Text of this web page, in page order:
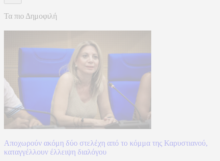
Τα πιο Δημοφιλή
Αποχωρούν ακόμη δύο στελέχη από το κόμμα της Καρυστιανού,
καταγγέλλουν έλλειψη διαλόγου